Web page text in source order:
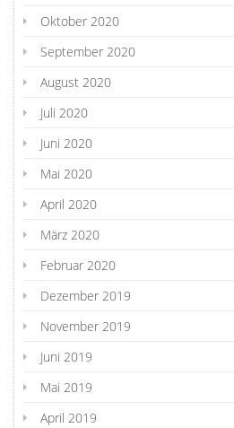
Oktober 2020
September 2020
August 2020
Juli 2020
Juni 2020
Mai 2020
April 2020
März 2020
Februar 2020
Dezember 2019
November 2019
Juni 2019
Mai 2019
April 2019